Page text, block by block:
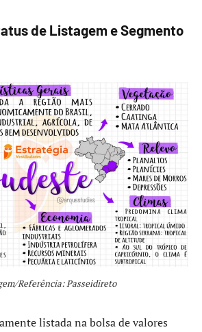
de Listagem e Segmento
Referência: Passeidireto
listada na bolsa de valores